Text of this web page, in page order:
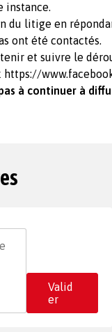
instance.
du litige en
ont été contactés.
et suivre le
https://
à continuer à
Valid
er